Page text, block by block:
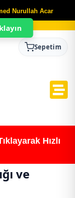
Nurullah Acar
Sepetim
Hızlı
ve